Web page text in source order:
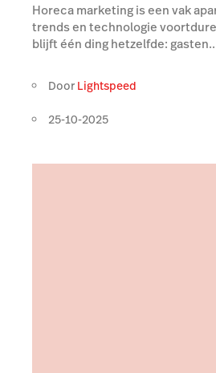
Horeca marketing is een vak
trends en technologie
blijft één ding hetzelfde:
Door Lightspeed
25-10-2025